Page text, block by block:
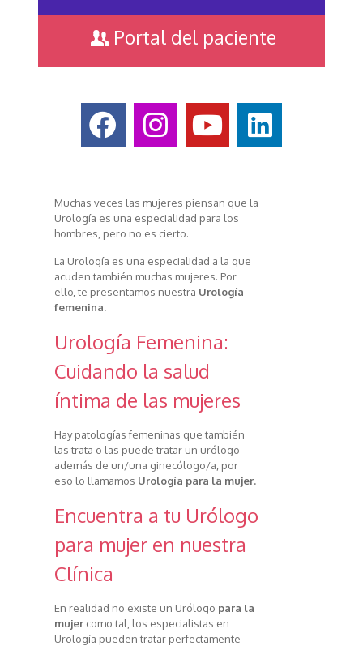
Portal del paciente
Muchas veces las mujeres piensan que la
Urología es una especialidad para los
hombres, pero no es cierto.
La Urología es una especialidad a la que
acuden también muchas mujeres. Por
ello, te presentamos nuestra Urología
femenina.
Urología Femenina:
Cuidando la salud
íntima de las mujeres
Hay patologías femeninas que también
las trata o las puede tratar un urólogo
además de un/una ginecólogo/a, por
eso lo llamamos Urología para la mujer.
Encuentra a tu Urólogo
para mujer en nuestra
Clínica
En realidad no existe un Urólogo para la
mujer como tal, los especialistas en
Urología pueden tratar perfectamente